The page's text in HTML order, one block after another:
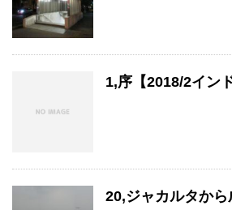
1,序【2018/2イン
20,ジャカルタか